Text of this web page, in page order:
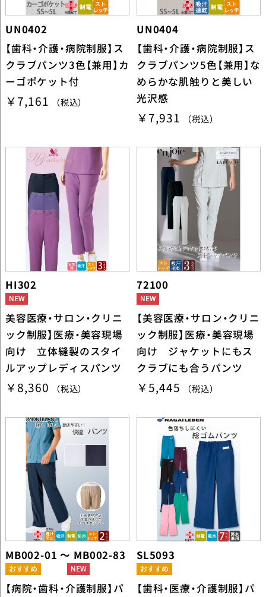
UN0402
【歯科・介護・病院制服】ス
クラブパンツ3色【兼用】カ
ーゴポケット付
￥7,161 （税込）
UN0404
【歯科・介護・病院制服】ス
クラブパンツ5色【兼用】な
めらかな肌触りと美しい
光沢感
￥7,931 （税込）
HI302
美容医療・サロン・クリニ
ック制服】医療・美容現場
向け 立体縫製のスタイ
ルアップレディスパンツ
￥8,360 （税込）
72100
【美容医療・サロン・クリニ
ック制服】医療・美容現場
向け ジャケットにもス
クラブにも合うパンツ
￥5,445 （税込）
MB002-01 ～ MB002-83
【病院・歯科・介護制服】パ
SL5093
【歯科・医療・介護制服】パ